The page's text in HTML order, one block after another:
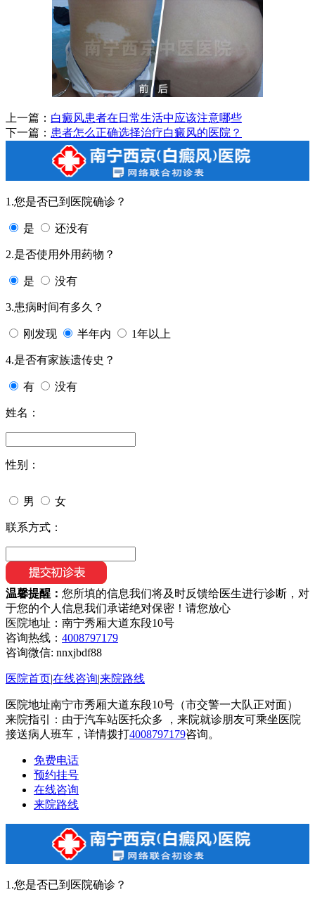
上一篇： 白癜风患者在日常生活中应该注意哪些
下一篇： 患者怎么正确选择治疗白癜风的医院？
1.您是否已到医院确诊？
是 还没有
2.是否使用外用药物？
是 没有
3.患病时间有多久？
刚发现 半年内 1年以上
4.是否有家族遗传史？
有 没有
姓名：
性别：
男 女
联系方式：
温馨提醒： 您所填的信息我们将及时反馈给医生进行诊断，对
于您的个人信息我们承诺绝对保密！请您放心
医院地址：南宁秀厢大道东段10号
咨询热线： 4008797179
咨询微信: nnxjbdf88
医院首页|在线咨询|来院路线
医院地址南宁市秀厢大道东段10号（市交警一大队正对面）
来院指引：由于汽车站医托众多 ，来院就诊朋友可乘坐医院
接送病人班车，详情拨打4008797179咨询。
免费电话
预约挂号
在线咨询
来院路线
1.您是否已到医院确诊？